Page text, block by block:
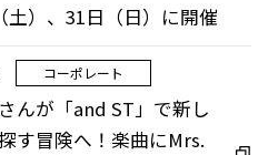
土）、31日（日）に開催
んが「and ST」で新し
す冒険へ！楽曲にMrs.
コーポレート